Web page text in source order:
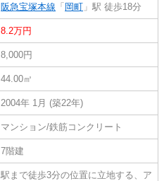
阪急宝塚本線 「 岡町 」駅 徒歩18分
8.2万円
8,000円
44.00㎡
2004年 1月 (築22年)
マンション/鉄筋コンクリート
7階建
駅まで徒歩3分の位置に立地する、ア